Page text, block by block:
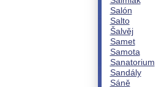
Salón
Salto
Šalvěj
Samet
Samota
Sanatorium
Sandály
Sáně